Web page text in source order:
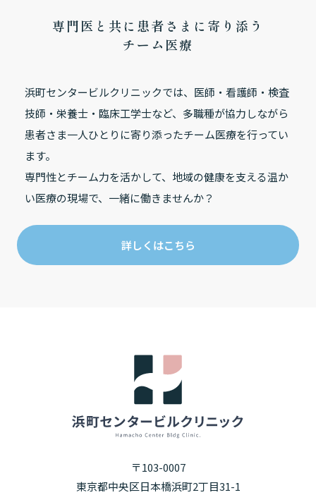
専門医と共に患者さまに寄り添う
チーム医療
浜町センタービルクリニックでは、医師・看護師・検査
技師・栄養士・臨床工学士など、多職種が協力しながら
患者さま一人ひとりに寄り添ったチーム医療を行ってい
ます。
専門性とチーム力を活かして、地域の健康を支える温か
い医療の現場で、一緒に働きませんか？
詳しくはこちら
〒103-0007
東京都中央区日本橋浜町2丁目31-1